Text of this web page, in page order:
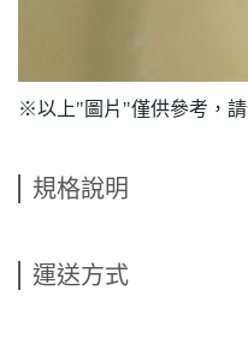
※以上"圖片"僅供參考，請
規格說明
運送方式